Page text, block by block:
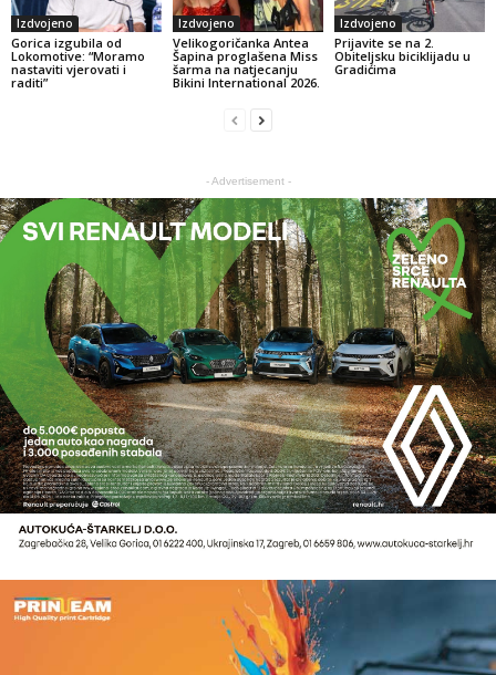
Izdvojeno
Gorica izgubila od
Lokomotive: “Moramo
nastaviti vjerovati i
raditi”
Izdvojeno
Velikogoričanka Antea
Šapina proglašena Miss
šarma na natjecanju
Bikini International 2026.
Izdvojeno
Prijavite se na 2.
Obiteljsku biciklijadu u
Gradićima
- Advertisement -